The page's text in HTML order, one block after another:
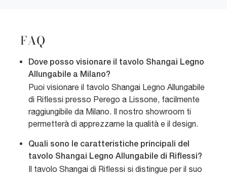
FAQ
Dove posso visionare il tavolo Shangai Legno
Allungabile a Milano?
Puoi visionare il tavolo Shangai Legno Allungabile
di Riflessi presso Perego a Lissone, facilmente
raggiungibile da Milano. Il nostro showroom ti
permetterà di apprezzarne la qualità e il design.
Quali sono le caratteristiche principali del
tavolo Shangai Legno Allungabile di Riflessi?
Il tavolo Shangai di Riflessi si distingue per il suo